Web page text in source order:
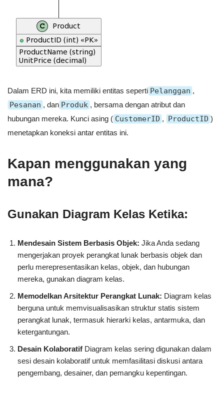
Dalam ERD ini, kita memiliki entitas seperti Pelanggan ,
Pesanan , dan Produk , bersama dengan atribut dan
hubungan mereka. Kunci asing ( CustomerID , ProductID )
menetapkan koneksi antar entitas ini.
Kapan menggunakan yang
mana?
Gunakan Diagram Kelas Ketika:
Mendesain Sistem Berbasis Objek: Jika Anda sedang
mengerjakan proyek perangkat lunak berbasis objek dan
perlu merepresentasikan kelas, objek, dan hubungan
mereka, gunakan diagram kelas.
Memodelkan Arsitektur Perangkat Lunak: Diagram kelas
berguna untuk memvisualisasikan struktur statis sistem
perangkat lunak, termasuk hierarki kelas, antarmuka, dan
ketergantungan.
Desain Kolaboratif Diagram kelas sering digunakan dalam
sesi desain kolaboratif untuk memfasilitasi diskusi antara
pengembang, desainer, dan pemangku kepentingan.